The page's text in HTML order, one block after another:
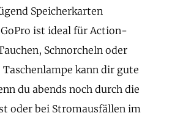
Speicherkarten
ist ideal für Action-
Schnorcheln oder
Taschenlampe kann dir gute
du abends noch durch die
oder bei Stromausfällen im